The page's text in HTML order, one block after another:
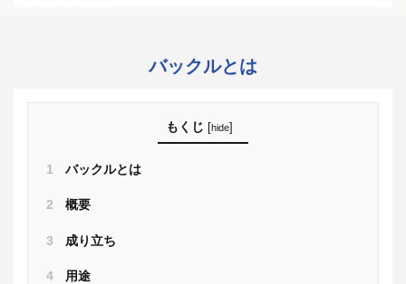
バックルとは
もくじ hide]
1 バックルとは
2 概要
3 成り立ち
4 用途